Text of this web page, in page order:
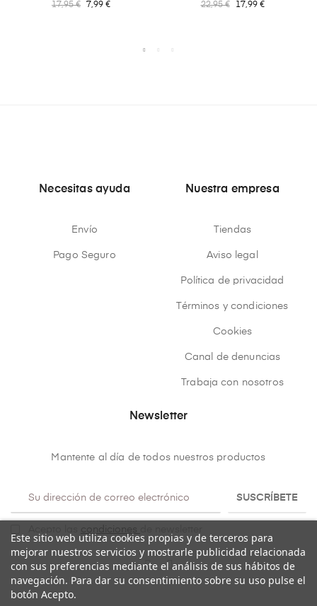
17,95 € 7,99 € 22,95 € 17,99 €
Necesitas ayuda
Envío
Pago Seguro
Nuestra empresa
Tiendas
Aviso legal
Política de privacidad
Términos y condiciones
Cookies
Canal de denuncias
Trabaja con nosotros
Newsletter
Mantente al día de todos nuestros productos
SUSCRÍBETE
condiciones
Este sitio web utiliza cookies propias y de terceros para
mejorar nuestros servicios y mostrarle publicidad relacionada
con sus preferencias mediante el análisis de sus hábitos de
navegación. Para dar su consentimiento sobre su uso pulse el
botón Acepto.